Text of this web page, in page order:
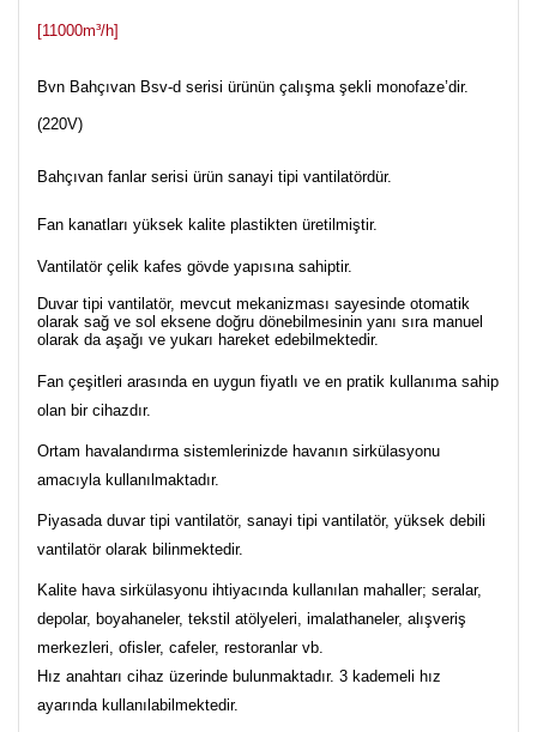
[11000m³/h]
Bvn Bahçıvan Bsv-d serisi ürünün çalışma şekli monofaze’dir.
(220V)
Bahçıvan fanlar serisi ürün sanayi tipi vantilatördür.
Fan kanatları yüksek kalite plastikten üretilmiştir.
Vantilatör çelik kafes gövde yapısına sahiptir.
Duvar tipi vantilatör, mevcut mekanizması sayesinde otomatik
olarak sağ ve sol eksene doğru dönebilmesinin yanı sıra manuel
olarak da aşağı ve yukarı hareket edebilmektedir.
Fan çeşitleri arasında en uygun fiyatlı ve en pratik kullanıma sahip
olan bir cihazdır.
Ortam havalandırma sistemlerinizde havanın sirkülasyonu
amacıyla kullanılmaktadır.
Piyasada duvar tipi vantilatör, sanayi tipi vantilatör, yüksek debili
vantilatör olarak bilinmektedir.
Kalite hava sirkülasyonu ihtiyacında kullanılan mahaller; seralar,
depolar, boyahaneler, tekstil atölyeleri, imalathaneler, alışveriş
merkezleri, ofisler, cafeler, restoranlar vb.
Hız anahtarı cihaz üzerinde bulunmaktadır. 3 kademeli hız
ayarında kullanılabilmektedir.